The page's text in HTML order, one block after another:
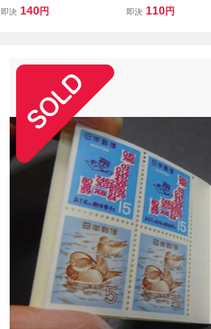
★ 郵便番号宣伝ロール切
即決 140円
(昭和45)年 記念
即決 110円